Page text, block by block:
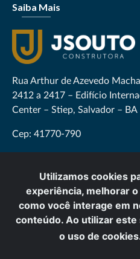
Utilizamos cookies
experiência, melhorar
como você interage em
conteúdo. Ao utilizar
o uso de
Saiba Mais
Rua Arthur de Azevedo
2412 a 2417 – Edifício
Center – Stiep, Salvador – BA
Cep: 41770-790
Este site está protegido pela Lei de
reprodução total ou parcial é proibida nos